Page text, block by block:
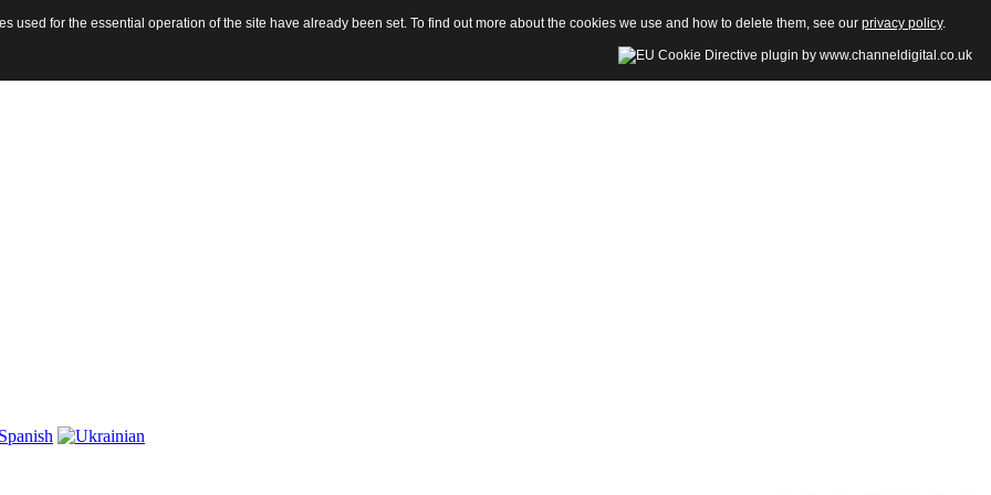
for the essential operation of the site have already been set. To find out more about the cookies we use and how to delete them, see our privacy policy.